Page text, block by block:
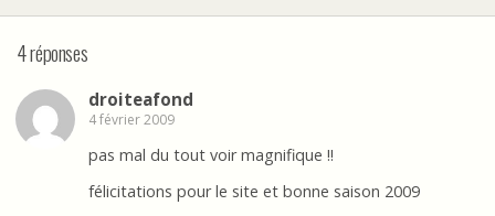
4 réponses
droiteafond
4 février 2009
pas mal du tout voir magnifique !!
félicitations pour le site et bonne saison 2009